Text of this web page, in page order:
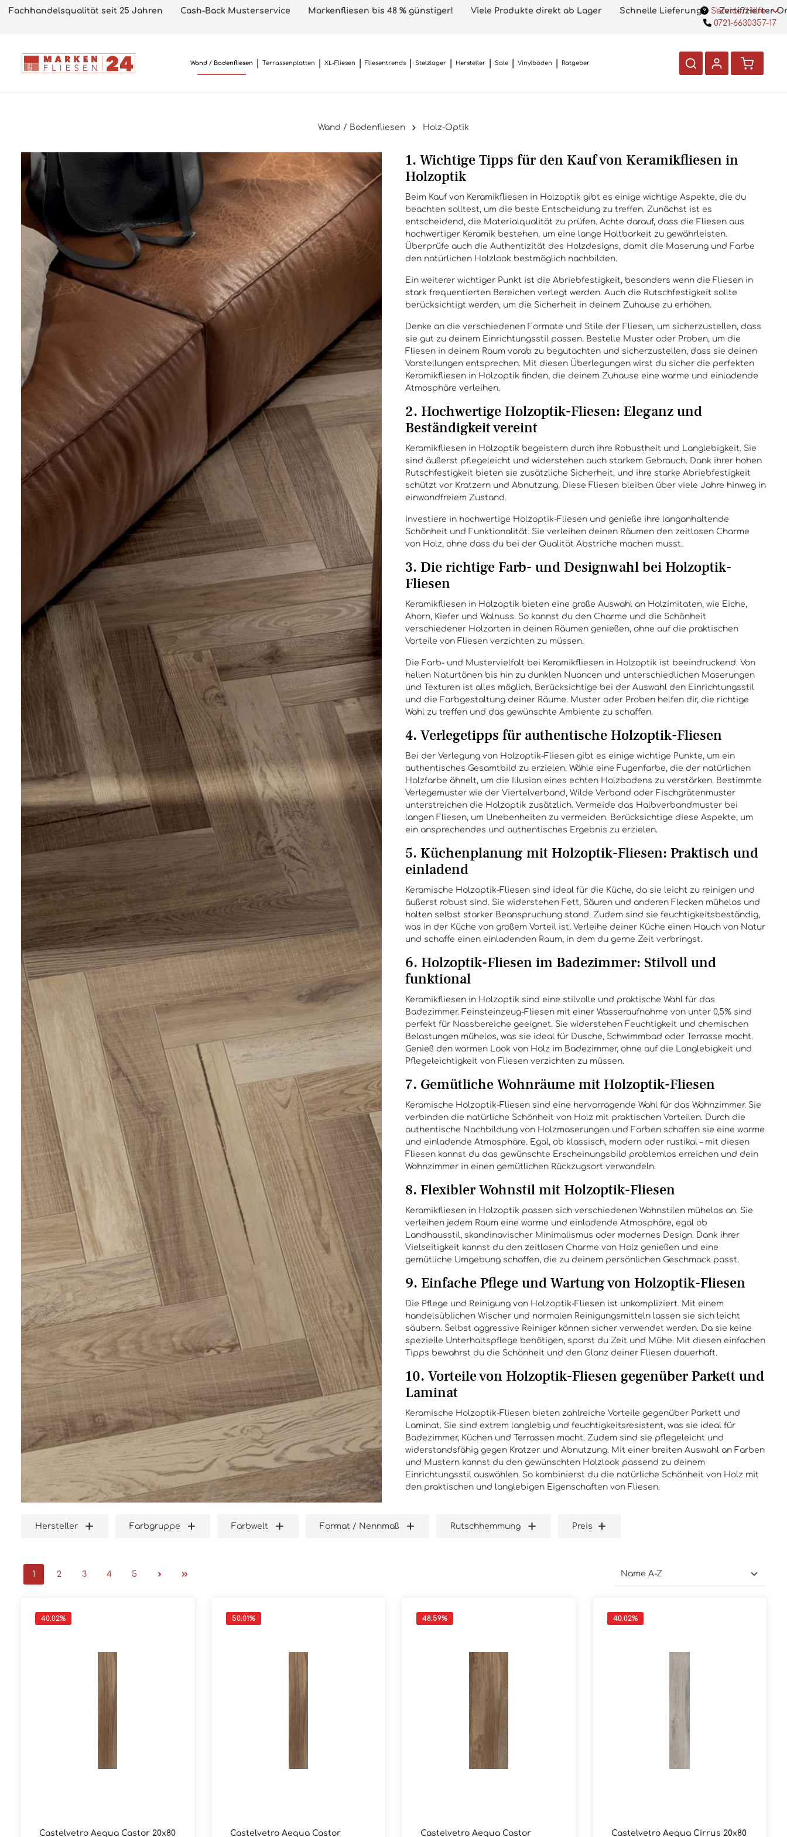
Fachhandelsqualität seit 25 Jahren Cash-Back Musterservice Markenfliesen bis 48 % günstiger! Viele Produkte direkt ab Lager Schnelle Lieferung Zertifizierter
Service/Hilfe
0721-6630357-17
Wand / Bodenfliesen Terrassenplatten XL-Fliesen Fliesentrends Stelzlager Hersteller Sale Vinylböden Ratgeber
Wand / Bodenfliesen Holz-Optik
1. Wichtige Tipps für den Kauf von Keramikfliesen in
Holzoptik
Beim Kauf von Keramikfliesen in Holzoptik gibt es einige wichtige Aspekte, die du
beachten solltest, um die beste Entscheidung zu treffen. Zunächst ist es
entscheidend, die Materialqualität zu prüfen. Achte darauf, dass die Fliesen aus
hochwertiger Keramik bestehen, um eine lange Haltbarkeit zu gewährleisten.
Überprüfe auch die Authentizität des Holzdesigns, damit die Maserung und Farbe
den natürlichen Holzlook bestmöglich nachbilden.
Ein weiterer wichtiger Punkt ist die Abriebfestigkeit, besonders wenn die Fliesen in
stark frequentierten Bereichen verlegt werden. Auch die Rutschfestigkeit sollte
berücksichtigt werden, um die Sicherheit in deinem Zuhause zu erhöhen.
Denke an die verschiedenen Formate und Stile der Fliesen, um sicherzustellen, dass
sie gut zu deinem Einrichtungsstil passen. Bestelle Muster oder Proben, um die
Fliesen in deinem Raum vorab zu begutachten und sicherzustellen, dass sie deinen
Vorstellungen entsprechen. Mit diesen Überlegungen wirst du sicher die perfekten
Keramikfliesen in Holzoptik finden, die deinem Zuhause eine warme und einladende
Atmosphäre verleihen.
2. Hochwertige Holzoptik-Fliesen: Eleganz und
Beständigkeit vereint
Keramikfliesen in Holzoptik begeistern durch ihre Robustheit und Langlebigkeit. Sie
sind äußerst pflegeleicht und widerstehen auch starkem Gebrauch. Dank ihrer hohen
Rutschfestigkeit bieten sie zusätzliche Sicherheit, und ihre starke Abriebfestigkeit
schützt vor Kratzern und Abnutzung. Diese Fliesen bleiben über viele Jahre hinweg in
einwandfreiem Zustand.
Investiere in hochwertige Holzoptik-Fliesen und genieße ihre langanhaltende
Schönheit und Funktionalität. Sie verleihen deinen Räumen den zeitlosen Charme
von Holz, ohne dass du bei der Qualität Abstriche machen musst.
3. Die richtige Farb- und Designwahl bei Holzoptik-
Fliesen
Keramikfliesen in Holzoptik bieten eine große Auswahl an Holzimitaten, wie Eiche,
Ahorn, Kiefer und Walnuss. So kannst du den Charme und die Schönheit
verschiedener Holzarten in deinen Räumen genießen, ohne auf die praktischen
Vorteile von Fliesen verzichten zu müssen.
Die Farb- und Mustervielfalt bei Keramikfliesen in Holzoptik ist beeindruckend. Von
hellen Naturtönen bis hin zu dunklen Nuancen und unterschiedlichen Maserungen
und Texturen ist alles möglich. Berücksichtige bei der Auswahl den Einrichtungsstil
und die Farbgestaltung deiner Räume. Muster oder Proben helfen dir, die richtige
Wahl zu treffen und das gewünschte Ambiente zu schaffen.
4. Verlegetipps für authentische Holzoptik-Fliesen
Bei der Verlegung von Holzoptik-Fliesen gibt es einige wichtige Punkte, um ein
authentisches Gesamtbild zu erzielen. Wähle eine Fugenfarbe, die der natürlichen
Holzfarbe ähnelt, um die Illusion eines echten Holzbodens zu verstärken. Bestimmte
Verlegemuster wie der Viertelverband, Wilde Verband oder Fischgrätenmuster
unterstreichen die Holzoptik zusätzlich. Vermeide das Halbverbandmuster bei
langen Fliesen, um Unebenheiten zu vermeiden. Berücksichtige diese Aspekte, um
ein ansprechendes und authentisches Ergebnis zu erzielen.
5. Küchenplanung mit Holzoptik-Fliesen: Praktisch und
einladend
Keramische Holzoptik-Fliesen sind ideal für die Küche, da sie leicht zu reinigen und
äußerst robust sind. Sie widerstehen Fett, Säuren und anderen Flecken mühelos und
halten selbst starker Beanspruchung stand. Zudem sind sie feuchtigkeitsbeständig,
was in der Küche von großem Vorteil ist. Verleihe deiner Küche einen Hauch von Natur
und schaffe einen einladenden Raum, in dem du gerne Zeit verbringst.
6. Holzoptik-Fliesen im Badezimmer: Stilvoll und
funktional
Keramikfliesen in Holzoptik sind eine stilvolle und praktische Wahl für das
Badezimmer. Feinsteinzeug-Fliesen mit einer Wasseraufnahme von unter 0,5% sind
perfekt für Nassbereiche geeignet. Sie widerstehen Feuchtigkeit und chemischen
Belastungen mühelos, was sie ideal für Dusche, Schwimmbad oder Terrasse macht.
Genieß den warmen Look von Holz im Badezimmer, ohne auf die Langlebigkeit und
Pflegeleichtigkeit von Fliesen verzichten zu müssen.
7. Gemütliche Wohnräume mit Holzoptik-Fliesen
Keramische Holzoptik-Fliesen sind eine hervorragende Wahl für das Wohnzimmer. Sie
verbinden die natürliche Schönheit von Holz mit praktischen Vorteilen. Durch die
authentische Nachbildung von Holzmaserungen und Farben schaffen sie eine warme
und einladende Atmosphäre. Egal, ob klassisch, modern oder rustikal – mit diesen
Fliesen kannst du das gewünschte Erscheinungsbild problemlos erreichen und dein
Wohnzimmer in einen gemütlichen Rückzugsort verwandeln.
8. Flexibler Wohnstil mit Holzoptik-Fliesen
Keramikfliesen in Holzoptik passen sich verschiedenen Wohnstilen mühelos an. Sie
verleihen jedem Raum eine warme und einladende Atmosphäre, egal ob
Landhausstil, skandinavischer Minimalismus oder modernes Design. Dank ihrer
Vielseitigkeit kannst du den zeitlosen Charme von Holz genießen und eine
gemütliche Umgebung schaffen, die zu deinem persönlichen Geschmack passt.
9. Einfache Pflege und Wartung von Holzoptik-Fliesen
Die Pflege und Reinigung von Holzoptik-Fliesen ist unkompliziert. Mit einem
handelsüblichen Wischer und normalen Reinigungsmitteln lassen sie sich leicht
säubern. Selbst aggressive Reiniger können sicher verwendet werden. Da sie keine
spezielle Unterhaltspflege benötigen, sparst du Zeit und Mühe. Mit diesen einfachen
Tipps bewahrst du die Schönheit und den Glanz deiner Fliesen dauerhaft.
10. Vorteile von Holzoptik-Fliesen gegenüber Parkett und
Laminat
Keramische Holzoptik-Fliesen bieten zahlreiche Vorteile gegenüber Parkett und
Laminat. Sie sind extrem langlebig und feuchtigkeitsresistent, was sie ideal für
Badezimmer, Küchen und Terrassen macht. Zudem sind sie pflegeleicht und
widerstandsfähig gegen Kratzer und Abnutzung. Mit einer breiten Auswahl an Farben
und Mustern kannst du den gewünschten Holzlook passend zu deinem
Einrichtungsstil auswählen. So kombinierst du die natürliche Schönheit von Holz mit
den praktischen und langlebigen Eigenschaften von Fliesen.
Hersteller Farbgruppe Farbwelt Format / Nennmaß Rutschhemmung Preis
1 2 3 4 5
40.02%
Castelvetro Aequa Castor 20x80
50.01%
Castelvetro Aequa Castor
48.59%
Castelvetro Aequa Castor
40.02%
Castelvetro Aequa Cirrus 20x80